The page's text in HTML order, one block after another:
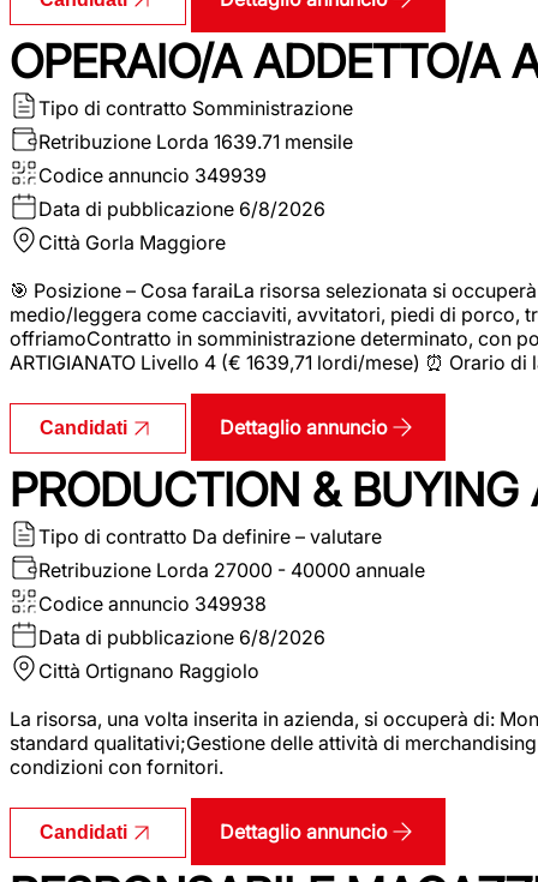
OPERAIO/A ADDETTO/A
Tipo di contratto Somministrazione
Retribuzione Lorda 1639.71 mensile
Codice annuncio 349939
Data di pubblicazione 6/8/2026
Città Gorla Maggiore
🎯 Posizione – Cosa faraiLa risorsa selezionata si
medio/leggera come cacciaviti, avvitatori, piedi di porco,
offriamoContratto in somministrazione determinato, con
ARTIGIANATO Livello 4 (€ 1639,71 lordi/mese) ⏰ Orario
Candidati Dettaglio annuncio
PRODUCTION & BUYING
Tipo di contratto Da definire – valutare
Retribuzione Lorda 27000 - 40000 annuale
Codice annuncio 349938
Data di pubblicazione 6/8/2026
Città Ortignano Raggiolo
La risorsa, una volta inserita in azienda, si occuperà di:
standard qualitativi;Gestione delle attività di
condizioni con fornitori.
Candidati Dettaglio annuncio